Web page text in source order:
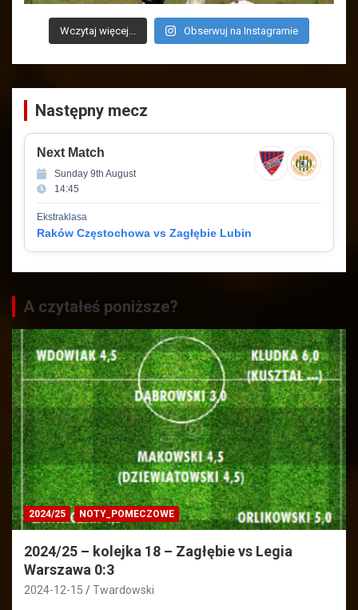
Wczytaj więcej... Obserwuj na Instagramie
Następny mecz
Next Match
Sunday 9th August
14:45
Ekstraklasa
Raków Częstochowa vs Zagłębie Lubin
A czytałeś poniższe?
2024/25 NOTY_POMECZOWE
2024/25 – kolejka 18 – Zagłębie vs Legia
Warszawa 0:3
2024-12-15 Twardowski